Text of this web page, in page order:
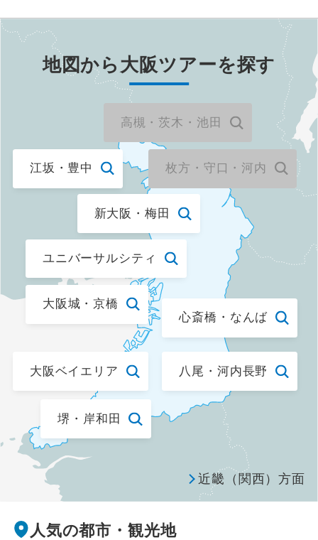
島めぐり
温泉
露天風呂付客室
ビーチ・リゾート
海水浴・プール
避暑地
食べ物
グルメ
食べ放題
かにを食べるツアー
フルーツ狩り
テーマパーク / レジャー
地図から 大阪ツアーを探す
新大阪・梅田
心斎橋・なんば
ユニバーサルシティ
江坂・豊中
堺・岸和田
大阪ベイエリア
大阪城・京橋
高槻・茨木・池田
枚方・守口・河内
八尾・河内長野
近畿（関西）方面
人気の都市・観光地